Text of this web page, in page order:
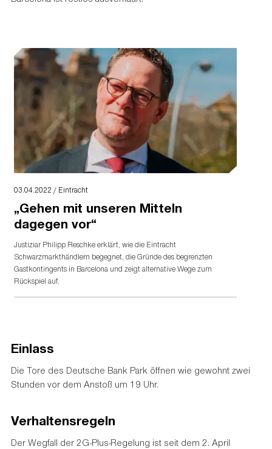
03.04.2022 / Eintracht
„Gehen mit unseren Mitteln
dagegen vor“
Justiziar Philipp Reschke erklärt, wie die Eintracht
Schwarzmarkthändlern begegnet, die Gründe des begrenzten
Gastkontingents in Barcelona und zeigt alternative Wege zum
Rückspiel auf.
Einlass
Die Tore des Deutsche Bank Park öffnen wie gewohnt zwei
Stunden vor dem Anstoß um 19 Uhr.
Verhaltensregeln
Der Wegfall der 2G-Plus-Regelung ist seit dem 2. April